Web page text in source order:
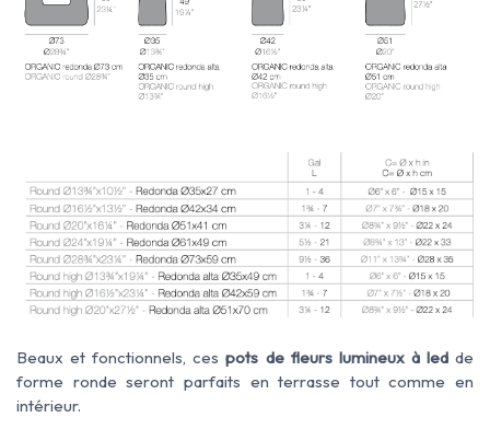
Beaux et fonctionnels, cespots de fleurs lumineux à ledde
forme ronde seront parfaits en terrasse tout comme en
intérieur.